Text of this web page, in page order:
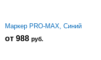
Маркер PRO-MAX, Синий
от 988 руб.